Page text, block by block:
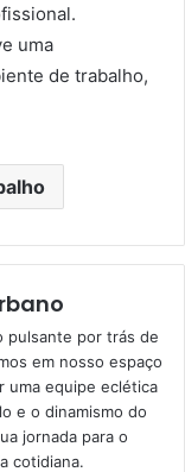
uma
de trabalho,
pulsante por trás de
em nosso espaço
uma equipe eclética
e o dinamismo do
jornada para o
cotidiana.